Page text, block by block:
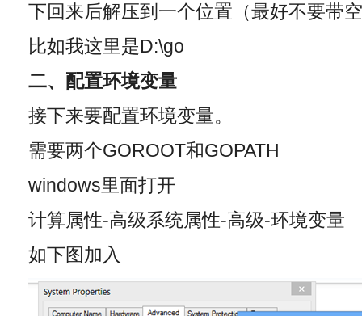
下回来后解压到一个位置（最好不要带
比如我这里是D:\go
二、配置环境变量
接下来要配置环境变量。
需要两个GOROOT和GOPATH
windows里面打开
计算属性-高级系统属性-高级-环境变量
如下图加入